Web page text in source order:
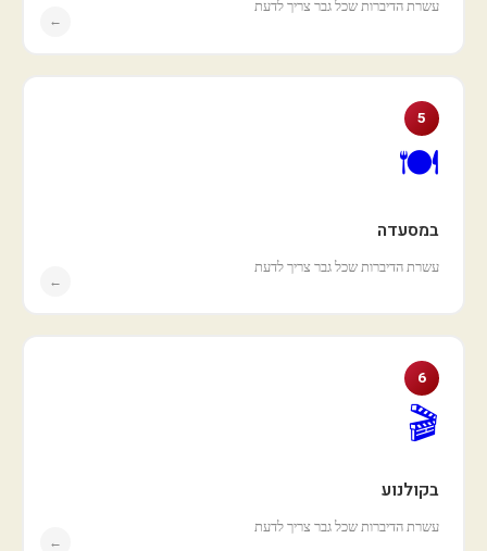
עשרת הדיברות שכל גבר צריך לדעת
←
5
🍽️
במסעדה
עשרת הדיברות שכל גבר צריך לדעת
←
6
🎬
בקולנוע
עשרת הדיברות שכל גבר צריך לדעת
←